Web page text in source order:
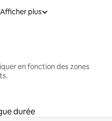
Afficher plus
en fonction des zones
durée